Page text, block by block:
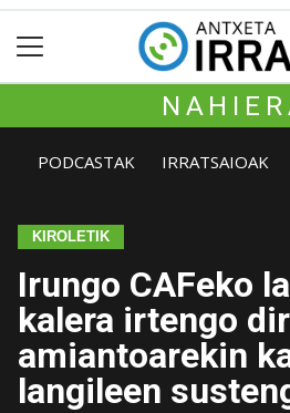
PODCASTAK IRRATSAIOAK
KIROLETIK
Irungo CAFeko
kalera irtengo
amiantoarekin
langileen